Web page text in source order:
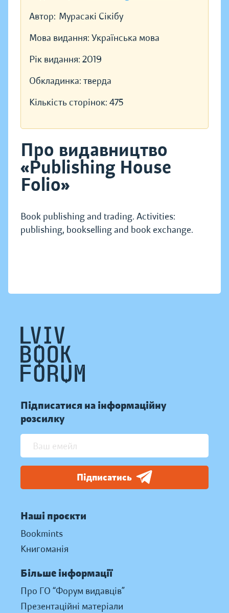
Автор: Мурасакі Сікібу
Мова видання: Українська мова
Рік видання: 2019
Обкладинка: тверда
Кількість сторінок: 475
Про видавництво
«Publishing House
Folio»
Book publishing and trading. Activities:
publishing, bookselling and book exchange.
Підписатися на інформаційну
розсилку
Підписатись
Наші проєкти
Bookmints
Книгоманія
Більше інформації
Про ГО “Форум видавців”
Презентаційні матеріали